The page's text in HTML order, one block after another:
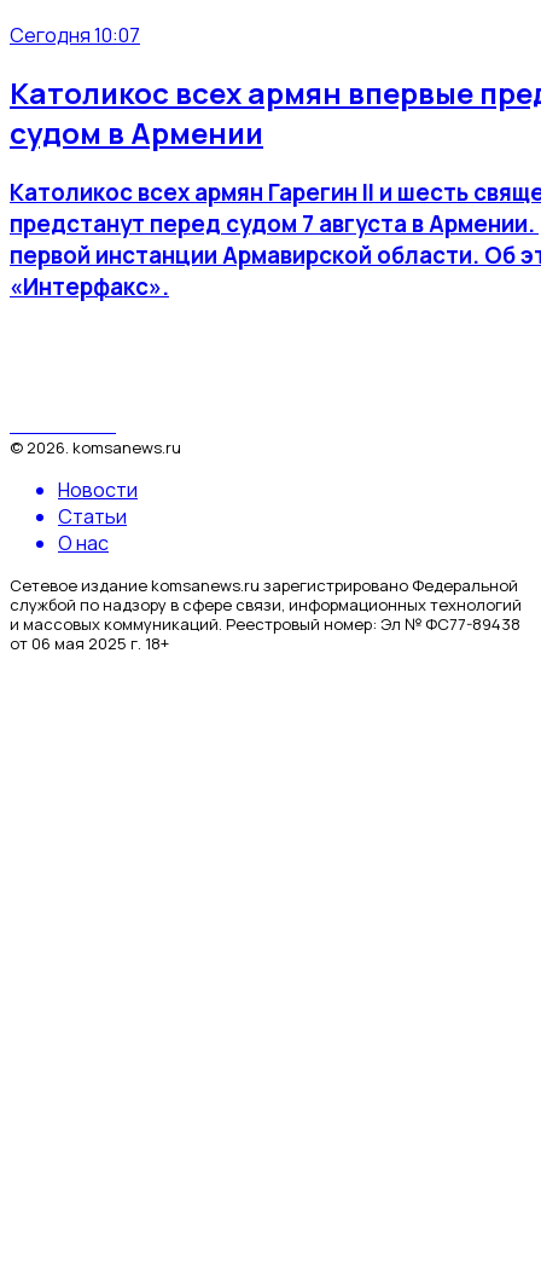
Сегодня 10:07
Католикос всех армян впервые
судом в Армении
Католикос всех армян Гарегин II и шесть
предстанут перед судом 7 августа в
первой инстанции Армавирской области. Об
«Интерфакс».
© 2026. komsanews.ru
Новости
Статьи
О нас
Сетевое издание komsanews.ru зарегистрировано Федеральной
службой по надзору в сфере связи, информационных технологий
и массовых коммуникаций. Реестровый номер: Эл № ФС77-89438
от 06 мая 2025 г. 18+